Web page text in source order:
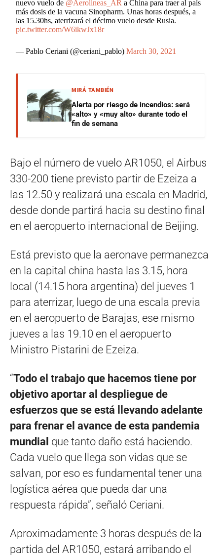
nuevo vuelo de @Aerolineas_AR a China para traer al país
más dosis de la vacuna Sinopharm. Unas horas después, a
las 15.30hs, aterrizará el décimo vuelo desde Rusia.
pic.twitter.com/W6ikwJx18r
— Pablo Ceriani (@ceriani_pablo)March 30, 2021
MIRÁ TAMBIÉN
Alerta por riesgo de incendios: será
«alto» y «muy alto» durante todo el
fin de semana
Bajo el número de vuelo AR1050, el Airbus
330-200 tiene previsto partir de Ezeiza a
las 12.50 y realizará una escala en Madrid,
desde donde partirá hacia su destino final
en el aeropuerto internacional de Beijing.
Está previsto que la aeronave permanezca
en la capital china hasta las 3.15, hora
local (14.15 hora argentina) del jueves 1
para aterrizar, luego de una escala previa
en el aeropuerto de Barajas, ese mismo
jueves a las 19.10 en el aeropuerto
Ministro Pistarini de Ezeiza.
“Todo el trabajo que hacemos tiene por
objetivo aportar al despliegue de
esfuerzos que se está llevando adelante
para frenar el avance de esta pandemia
mundial que tanto daño está haciendo.
Cada vuelo que llega son vidas que se
salvan, por eso es fundamental tener una
logística aérea que pueda dar una
respuesta rápida”, señaló Ceriani.
Aproximadamente 3 horas después de la
partida del AR1050, estará arribando el